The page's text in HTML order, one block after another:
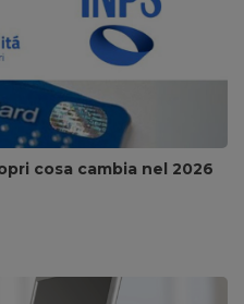
cosa cambia nel 2026